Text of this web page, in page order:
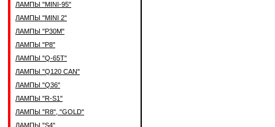
ЛАМПЫ "MINI-95"
ЛАМПЫ "MINI 2"
ЛАМПЫ "P30M"
ЛАМПЫ "P8"
ЛАМПЫ "Q-65T"
ЛАМПЫ "Q120 CAN"
ЛАМПЫ "Q36"
ЛАМПЫ "R-S1"
ЛАМПЫ "R8", "GOLD"
ЛАМПЫ "S4"